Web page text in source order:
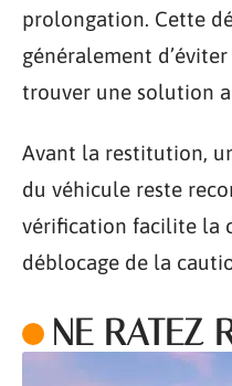
prolongation. Cette
généralement
trouver une solution
Avant la restitution,
du véhicule reste
vérification facilite la
déblocage de la
NE RATEZ